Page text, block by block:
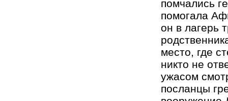
помчались
помогала
он в лагерь
место, где
никто не
ужасом
посланцы